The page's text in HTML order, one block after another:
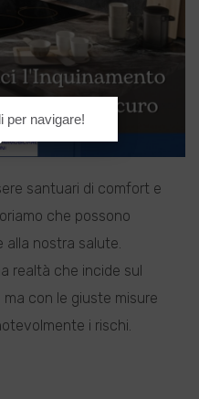
santuari di comfort e
che possono
alla nostra salute.
realtà che incide sul
con le giuste misure
i rischi.
per navigare!